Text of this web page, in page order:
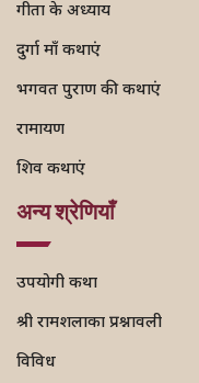
गीता के अध्याय
दुर्गा माँ कथाएं
भगवत पुराण की कथाएं
रामायण
शिव कथाएं
अन्य श्रेणियाँ
उपयोगी कथा
श्री रामशलाका प्रश्नावली
विविध